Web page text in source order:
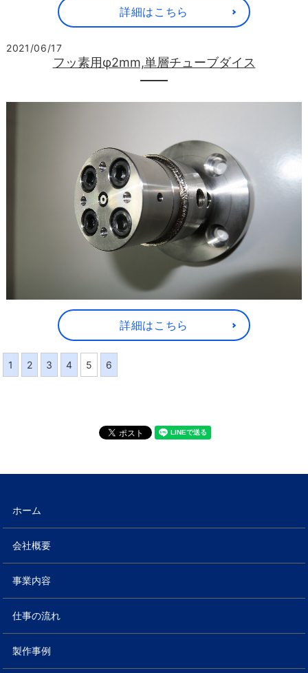
詳細はこちら
2021/06/17
フッ素用φ2mm,単層チューブダイス
詳細はこちら
1 2 3 4 5 6
ホーム
会社概要
事業内容
仕事の流れ
製作事例